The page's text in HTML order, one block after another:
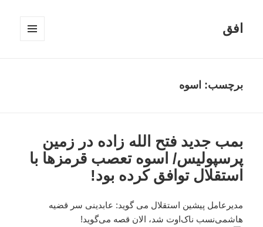
افق
برچسب: اسوه
بمب جدید فتح الله زاده در زمین
پرسپولیس/ اسوه تعصب قرمزها با
استقلال توافق کرده بود!
مدیرعامل پیشین استقلال می گوید: عابدینی سر قضیه
هاشمی‌نسب ناک‌اوت شد، الان قصه می‌گوید!